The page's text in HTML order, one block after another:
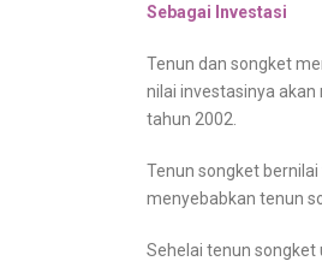
Sebagai Investasi
Tenun dan songket
nilai investasinya
tahun 2002.
Tenun songket
menyebabkan tenun
Sehelai tenun songket